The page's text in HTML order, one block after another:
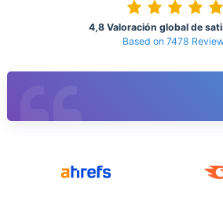
4,8 Valoración global de
Based on 7478